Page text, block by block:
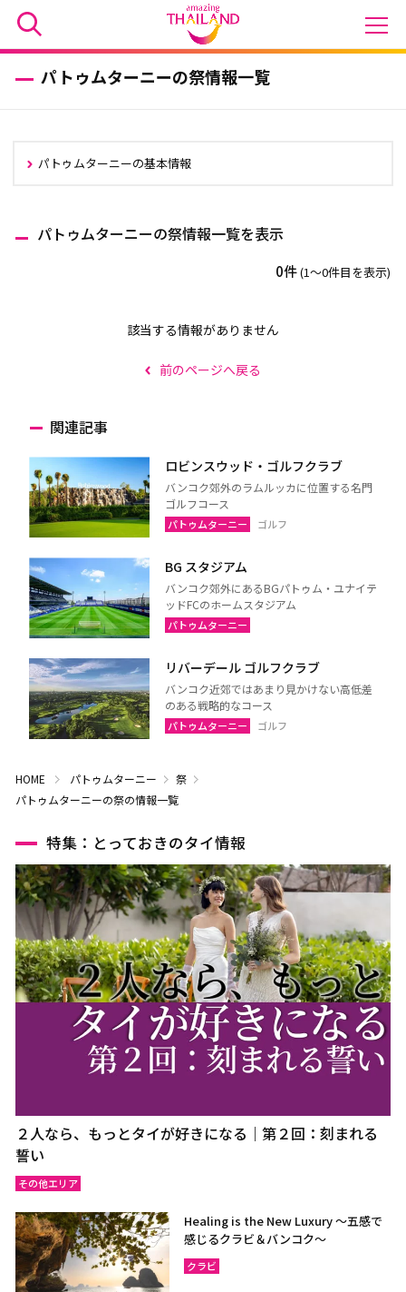
パトゥムターニーの祭情報一覧
パトゥムターニーの基本情報
パトゥムターニーの祭情報一覧を表示
0件(1〜0件目を表示)
該当する情報がありません
前のページへ戻る
関連記事
ロビンスウッド・ゴルフクラブ
バンコク郊外のラムルッカに位置する名門
ゴルフコース
パトゥムターニー ゴルフ
BG スタジアム
バンコク郊外にあるBGパトゥム・ユナイテ
ッドFCのホームスタジアム
パトゥムターニー
リバーデール ゴルフクラブ
バンコク近郊ではあまり見かけない高低差
のある戦略的なコース
パトゥムターニー ゴルフ
HOME パトゥムターニー
祭
パトゥムターニーの祭の情報一覧
特集：とっておきのタイ情報
２人なら、もっとタイが好きになる｜第２回：刻まれる
誓い
その他エリア
Healing is the New Luxury ～五感で
感じるクラビ＆バンコク～
クラビ